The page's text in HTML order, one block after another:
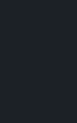
ล์นี้
แบบแฟนตาซี
มมองใหม่ๆ เกี่ยว
ตัวละครจากโลก
และการสลับ
วนติดตาม